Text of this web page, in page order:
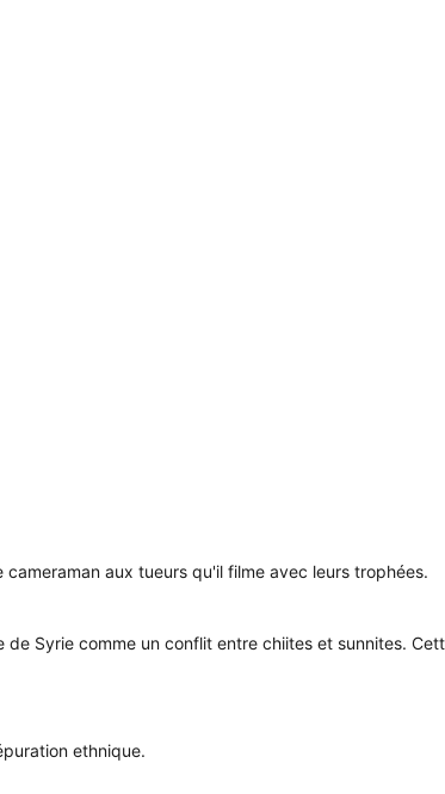
aux tueurs qu'il filme avec leurs trophées.
Syrie comme un conflit entre chiites et sunnites.
ethnique.